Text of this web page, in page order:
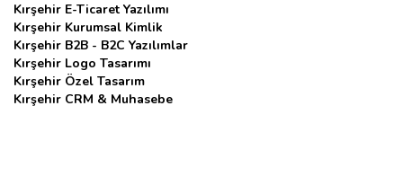
Kırşehir E-Ticaret Yazılımı
Kırşehir Kurumsal Kimlik
Kırşehir B2B - B2C Yazılımlar
Kırşehir Logo Tasarımı
Kırşehir Özel Tasarım
Kırşehir CRM & Muhasebe